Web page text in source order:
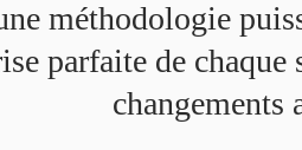
méthodologie
parfaite de chaque
changements